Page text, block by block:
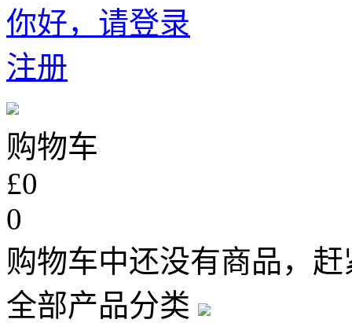
你好，请登录
注册
购物车
£0
0
购物车中还没有商品，
全部产品分类